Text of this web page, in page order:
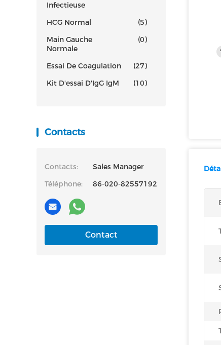
Infectieuse
HCG Normal
(5)
Main Gauche
Normale
(0)
Essai De Coagulation
(27)
Kit D'essai D'IgG IgM
(10)
Contacts
Contacts:
Sales Manager
Téléphone:
86-020-82557192
Contact